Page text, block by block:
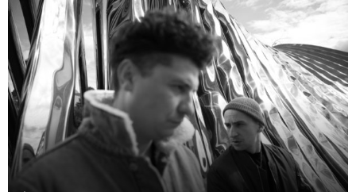
plików
dźwiękowych